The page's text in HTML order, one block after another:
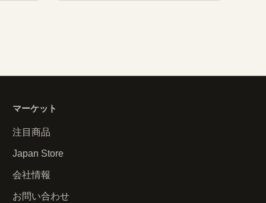
マーケット
注目商品
Japan Store
会社情報
お問い合わせ